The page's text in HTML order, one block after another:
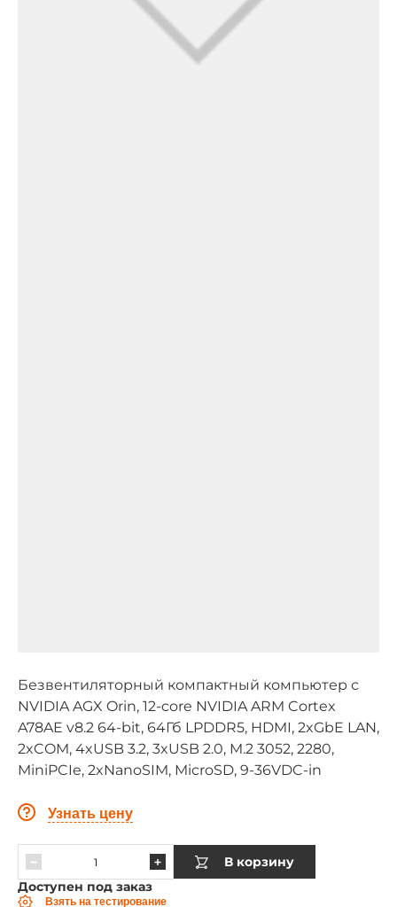
Безвентиляторный компактный компьютер с
NVIDIA AGX Orin, 12-core NVIDIA ARM Cortex
A78AE v8.2 64-bit, 64Гб LPDDR5, HDMI, 2xGbE LAN,
2xCOM, 4xUSB 3.2, 3xUSB 2.0, M.2 3052, 2280,
MiniPCIe, 2xNanoSIM, MicroSD, 9-36VDC-in
Узнать цену
В корзину
Доступен под заказ
Взять на тестирование